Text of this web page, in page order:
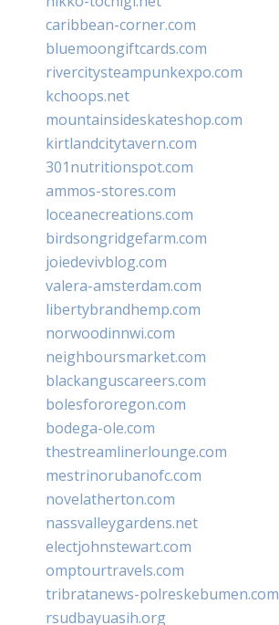
caribbean-corner.com
bluemoongiftcards.com
rivercitysteampunkexpo.com
kchoops.net
mountainsideskateshop.com
kirtlandcitytavern.com
301nutritionspot.com
ammos-stores.com
loceanecreations.com
birdsongridgefarm.com
joiedevivblog.com
valera-amsterdam.com
libertybrandhemp.com
norwoodinnwi.com
neighboursmarket.com
blackanguscareers.com
bolesfororegon.com
bodega-ole.com
thestreamlinerlounge.com
mestrinorubanofc.com
novelatherton.com
nassvalleygardens.net
electjohnstewart.com
omptourtravels.com
tribratanews-polreskebumen.com
rsudbayuasih.org